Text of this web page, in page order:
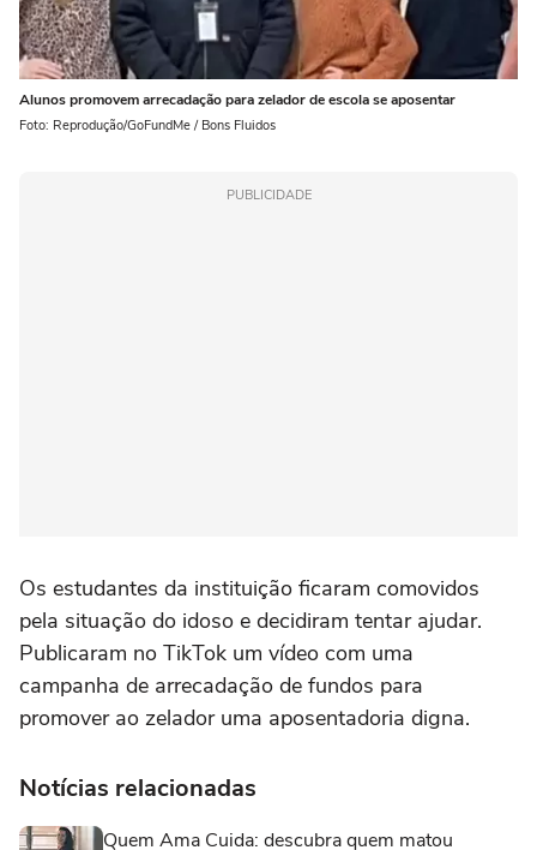
Alunos promovem arrecadação para zelador de escola se aposentar
Foto: Reprodução/GoFundMe / Bons Fluidos
PUBLICIDADE
Os estudantes da instituição ficaram comovidos
pela situação do idoso e decidiram tentar ajudar.
Publicaram no TikTok um vídeo com uma
campanha de arrecadação de fundos para
promover ao zelador uma aposentadoria digna.
Notícias relacionadas
Quem Ama Cuida: descubra quem matou